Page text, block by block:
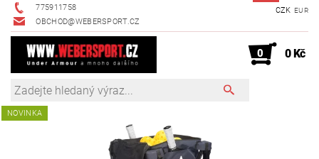
775911758
OBCHOD@WEBERSPORT.CZ
CZK EUR
0 0 Kč
NOVINKA